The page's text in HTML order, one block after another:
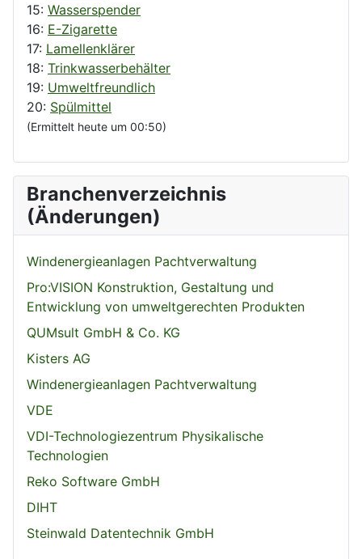
15: Wasserspender
16: E-Zigarette
17: Lamellenklärer
18: Trinkwasserbehälter
19: Umweltfreundlich
20: Spülmittel
(Ermittelt heute um 00:50)
Branchenverzeichnis
(Änderungen)
Windenergieanlagen Pachtverwaltung
Pro:VISION Konstruktion, Gestaltung und
Entwicklung von umweltgerechten Produkten
QUMsult GmbH & Co. KG
Kisters AG
Windenergieanlagen Pachtverwaltung
VDE
VDI-Technologiezentrum Physikalische
Technologien
Reko Software GmbH
DIHT
Steinwald Datentechnik GmbH